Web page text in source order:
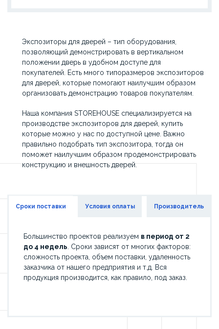
Экспозиторы для дверей – тип оборудования,
позволяющий демонстрировать в вертикальном
положении дверь в удобном доступе для
покупателей. Есть много типоразмеров экспозиторов
для дверей, которые помогают наилучшим образом
организовать демонстрацию товаров покупателям.
Наша компания STOREHOUSE специализируется на
производстве экспозиторов для дверей, купить
которые можно у нас по доступной цене. Важно
правильно подобрать тип экспозитора, тогда он
поможет наилучшим образом продемонстрировать
конструкцию и внешность дверей.
Сроки поставки Условия оплаты Производитель
Большинство проектов реализуем в период от 2
до 4 недель . Сроки зависят от многих факторов:
сложность проекта, объем поставки, удаленность
заказчика от нашего предприятия и т.д. Вся
продукция производится, как правило, под заказ.